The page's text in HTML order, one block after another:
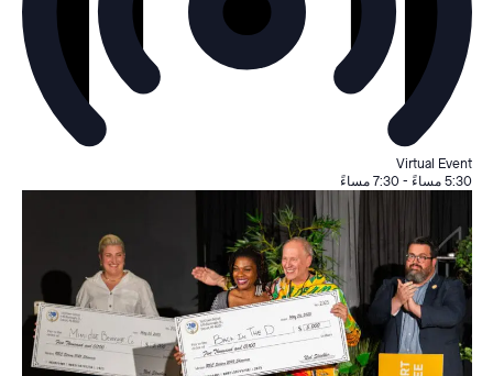
Virtual Event
5:30 مساءً
-7:30 مساءً